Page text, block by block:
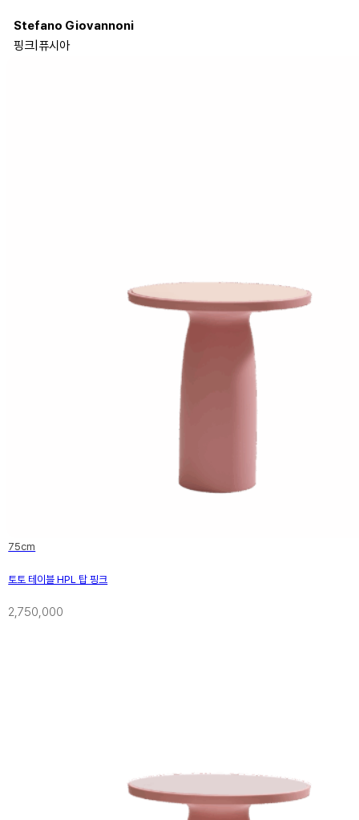
Stefano Giovannoni
핑크| 퓨시아
75cm
토토 테이블 HPL 탑 핑크
2,750,000